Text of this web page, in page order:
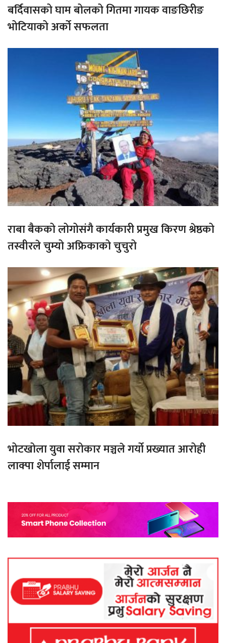
बर्दिवासको घाम बोलको गितमा गायक वाङछिरीङ
भोटियाको अर्को सफलता
राबा बैकको लोगोसंगै कार्यकारी प्रमुख किरण श्रेष्ठको
तस्वीरले चुम्यो अफ्रिकाको चुचुरो
भोटखोला युवा सरोकार मञ्चले गर्यो प्रख्यात आरोही
लाक्पा शेर्पालाई सम्मान